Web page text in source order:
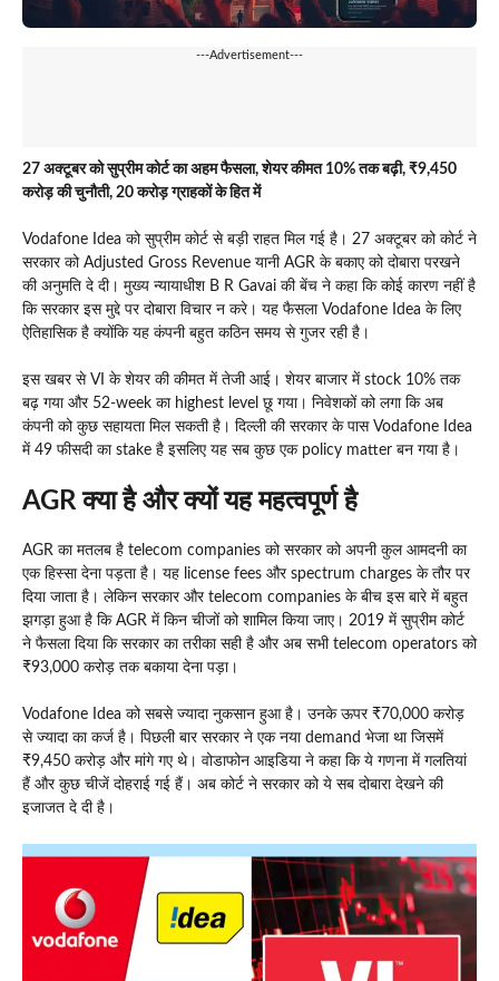
---Advertisement---
27 अक्टूबर को सुप्रीम कोर्ट का अहम फैसला, शेयर कीमत 10% तक बढ़ी, ₹9,450
करोड़ की चुनौती, 20 करोड़ ग्राहकों के हित में
Vodafone Idea को सुप्रीम कोर्ट से बड़ी राहत मिल गई है। 27 अक्टूबर को कोर्ट ने
सरकार को Adjusted Gross Revenue यानी AGR के बकाए को दोबारा परखने
की अनुमति दे दी। मुख्य न्यायाधीश B R Gavai की बेंच ने कहा कि कोई कारण नहीं है
कि सरकार इस मुद्दे पर दोबारा विचार न करे। यह फैसला Vodafone Idea के लिए
ऐतिहासिक है क्योंकि यह कंपनी बहुत कठिन समय से गुजर रही है।
इस खबर से VI के शेयर की कीमत में तेजी आई। शेयर बाजार में stock 10% तक
बढ़ गया और 52-week का highest level छू गया। निवेशकों को लगा कि अब
कंपनी को कुछ सहायता मिल सकती है। दिल्ली की सरकार के पास Vodafone Idea
में 49 फीसदी का stake है इसलिए यह सब कुछ एक policy matter बन गया है।
AGR क्या है और क्यों यह महत्वपूर्ण है
AGR का मतलब है telecom companies को सरकार को अपनी कुल आमदनी का
एक हिस्सा देना पड़ता है। यह license fees और spectrum charges के तौर पर
दिया जाता है। लेकिन सरकार और telecom companies के बीच इस बारे में बहुत
झगड़ा हुआ है कि AGR में किन चीजों को शामिल किया जाए। 2019 में सुप्रीम कोर्ट
ने फैसला दिया कि सरकार का तरीका सही है और अब सभी telecom operators को
₹93,000 करोड़ तक बकाया देना पड़ा।
Vodafone Idea को सबसे ज्यादा नुकसान हुआ है। उनके ऊपर ₹70,000 करोड़
से ज्यादा का कर्ज है। पिछली बार सरकार ने एक नया demand भेजा था जिसमें
₹9,450 करोड़ और मांगे गए थे। वोडाफोन आइडिया ने कहा कि ये गणना में गलतियां
हैं और कुछ चीजें दोहराई गई हैं। अब कोर्ट ने सरकार को ये सब दोबारा देखने की
इजाजत दे दी है।